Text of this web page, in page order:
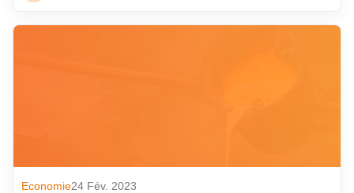
Economie24 Fév. 2023